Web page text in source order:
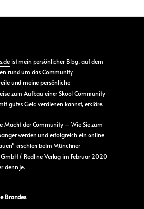
ist mein persönlicher Blog, auf dem
rund um das Community
und meine persönliche
zum Aufbau einer Skool Community
gutes Geld verdienen kannst, erkläre.
Macht der Community – Wie Sie zum
werden und erfolgreich ein online
erschien beim Münchner
/ Redline Verlag im Februar 2020
denn je.
Brandes